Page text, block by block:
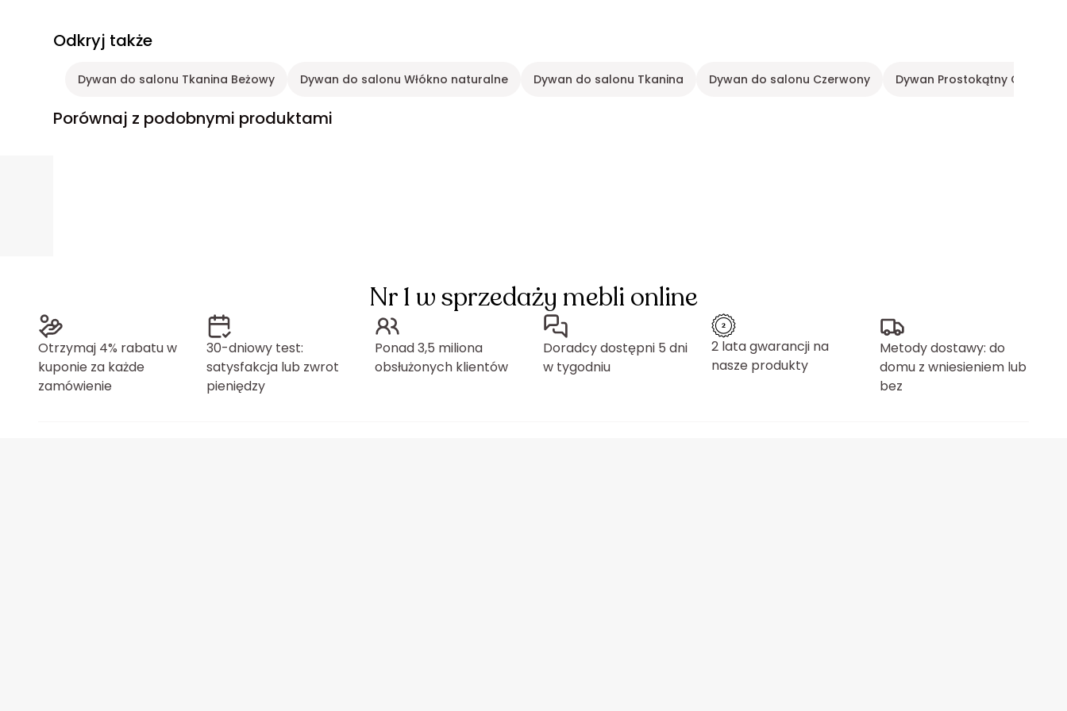
Odkryj także
Dywan do salonu Tkanina Beżowy Dywan do salonu Włókno naturalne Dywan do salonu Tkanina Dywan do salonu Czerwony Dywan Prostokątny Czarny
Porównaj z podobnymi produktami
Nr 1 w sprzedaży mebli online
Otrzymaj 4% rabatu w
kuponie za każde
zamówienie
30-dniowy test:
satysfakcja lub zwrot
pieniędzy
Ponad 3,5 miliona
obsłużonych klientów
Doradcy dostępni 5 dni
w tygodniu
2 lata gwarancji na
nasze produkty
Metody dostawy: do
domu z wniesieniem lub
bez